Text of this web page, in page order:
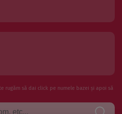
rugăm să dai click pe numele bazei și apoi să